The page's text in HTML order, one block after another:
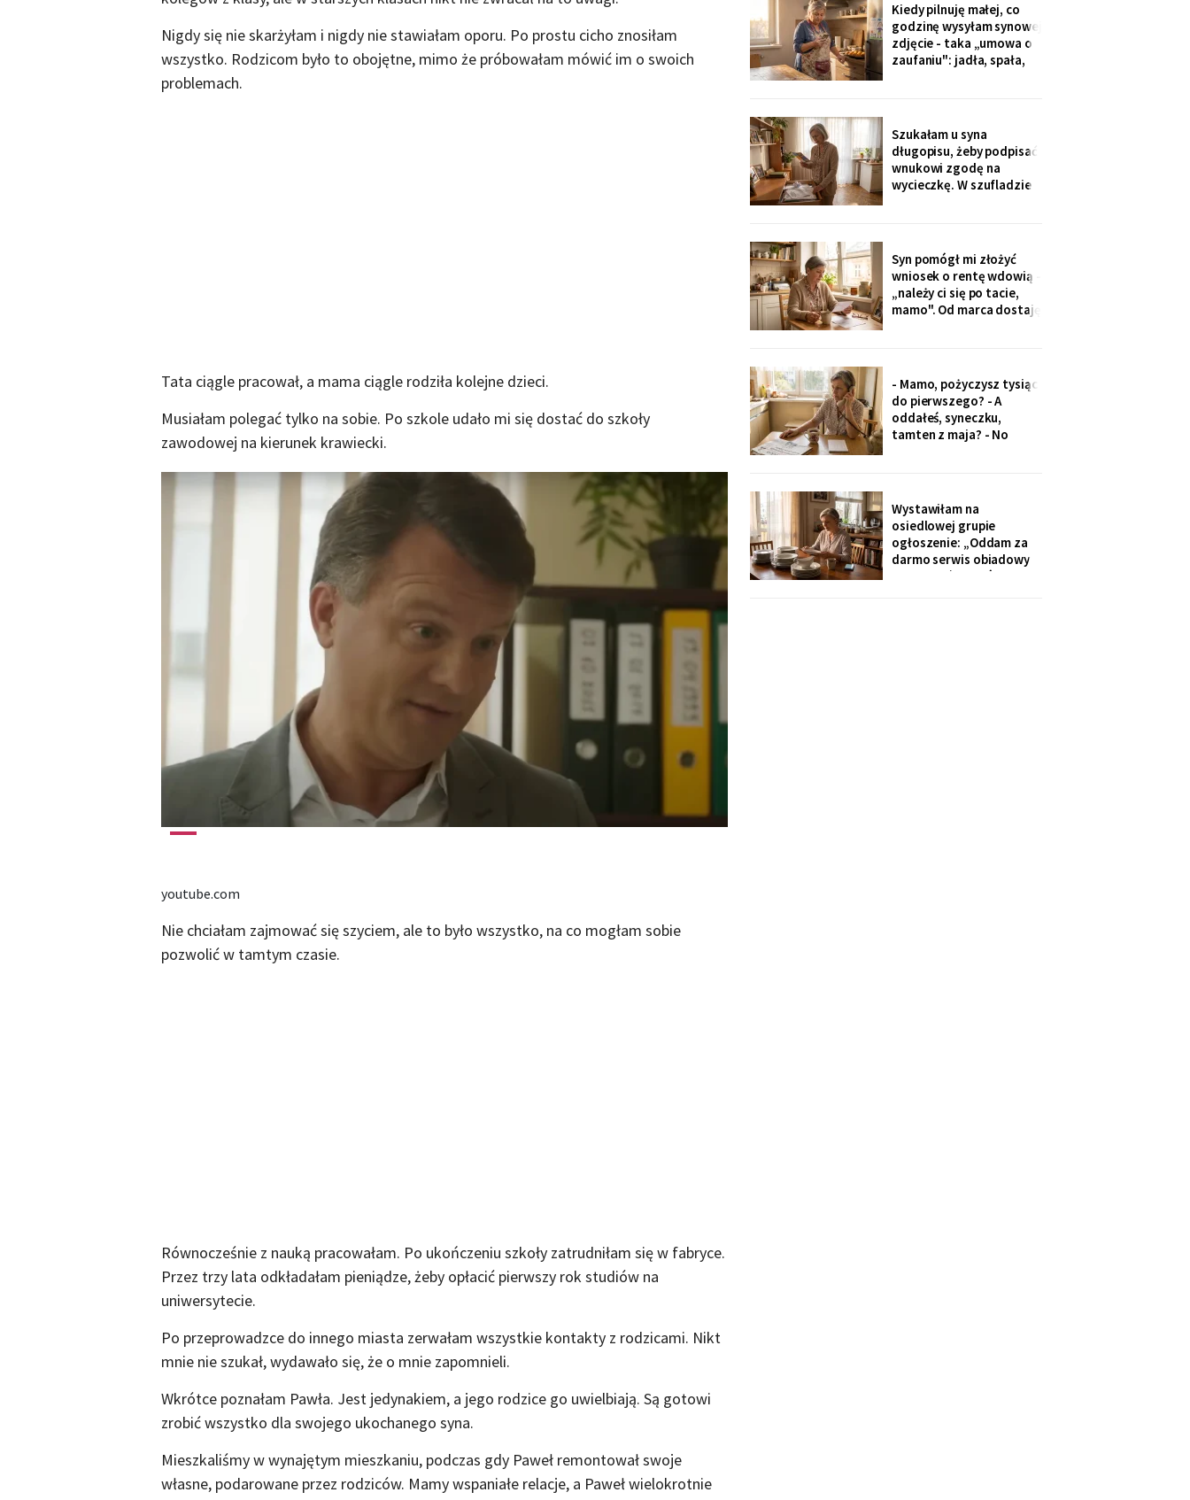
Nigdy się nie skarżyłam i nigdy nie stawiałam oporu. Po prostu cicho znosiłam
wszystko. Rodzicom było to obojętne, mimo że próbowałam mówić im o swoich
problemach.
Tata ciągle pracował, a mama ciągle rodziła kolejne dzieci.
Musiałam polegać tylko na sobie. Po szkole udało mi się dostać do szkoły
zawodowej na kierunek krawiecki.
youtube.com
Nie chciałam zajmować się szyciem, ale to było wszystko, na co mogłam sobie
pozwolić w tamtym czasie.
Równocześnie z nauką pracowałam. Po ukończeniu szkoły zatrudniłam się w fabryce.
Przez trzy lata odkładałam pieniądze, żeby opłacić pierwszy rok studiów na
uniwersytecie.
Po przeprowadzce do innego miasta zerwałam wszystkie kontakty z rodzicami. Nikt
mnie nie szukał, wydawało się, że o mnie zapomnieli.
Wkrótce poznałam Pawła. Jest jedynakiem, a jego rodzice go uwielbiają. Są gotowi
zrobić wszystko dla swojego ukochanego syna.
Mieszkaliśmy w wynajętym mieszkaniu, podczas gdy Paweł remontował swoje
własne, podarowane przez rodziców. Mamy wspaniałe relacje, a Paweł wielokrotnie
odmówić. Wieczorem
przyszła wiadomość:
„proszę traktować
zeszyt poważnie, inaczej
Kiedy pilnuję małej, co
godzinę wysyłam synowej
zdjęcie - taka „umowa o
zaufaniu": jadła, spała,
czternastej. Siedem
minut później dzwonił
telefon: „czemu nie ma
zdjęcia, coś się stało?!".
Babeczki
Szukałam u syna
długopisu, żeby podpisać
wnukowi zgodę na
wycieczkę. W szufladzie
ołówkiem: «od
stycznia?».
Syn pomógł mi złożyć
wniosek o rentę wdowią -
„należy ci się po tacie,
mamo". Od marca dostaję
to tatowe pieniądze, a
tata by chciał pomagać
nam, nie tobie".
- Mamo, pożyczysz tysiąc
do pierwszego? - A
oddałeś, syneczku,
tamten z maja? - No
później zadzwoniła
synowa. Zaczęła od tego,
że „babcia podobno robi
problemy".
Wystawiłam na
osiedlowej grupie
ogłoszenie: „Oddam za
darmo serwis obiadowy
na dwanaście osób,